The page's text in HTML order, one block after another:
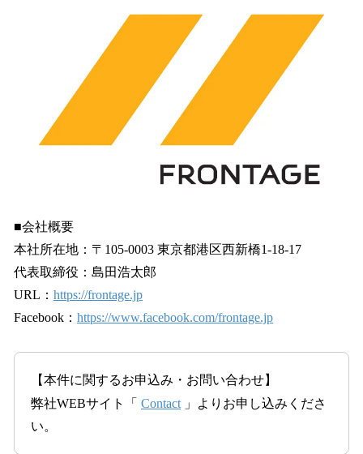
■会社概要
本社所在地：〒105-0003 東京都港区西新橋1-18-17
代表取締役：島田浩太郎
URL： https://frontage.jp
Facebook： https://www.facebook.com/frontage.jp
【本件に関するお申込み・お問い合わせ】
弊社WEBサイト「 Contact 」よりお申し込みくださ
い。